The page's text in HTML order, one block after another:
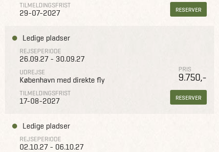
TILMELDINGSFRIST
29-07-2027 RESERVER
Ledige pladser
REJSEPERIODE
26.09.27 - 30.09.27
UDREJSE
København med direkte fly
TILMELDINGSFRIST
17-08-2027
PRIS
9.750,-
RESERVER
Ledige pladser
REJSEPERIODE
02.10.27 - 06.10.27